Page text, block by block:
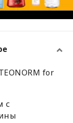
for
с